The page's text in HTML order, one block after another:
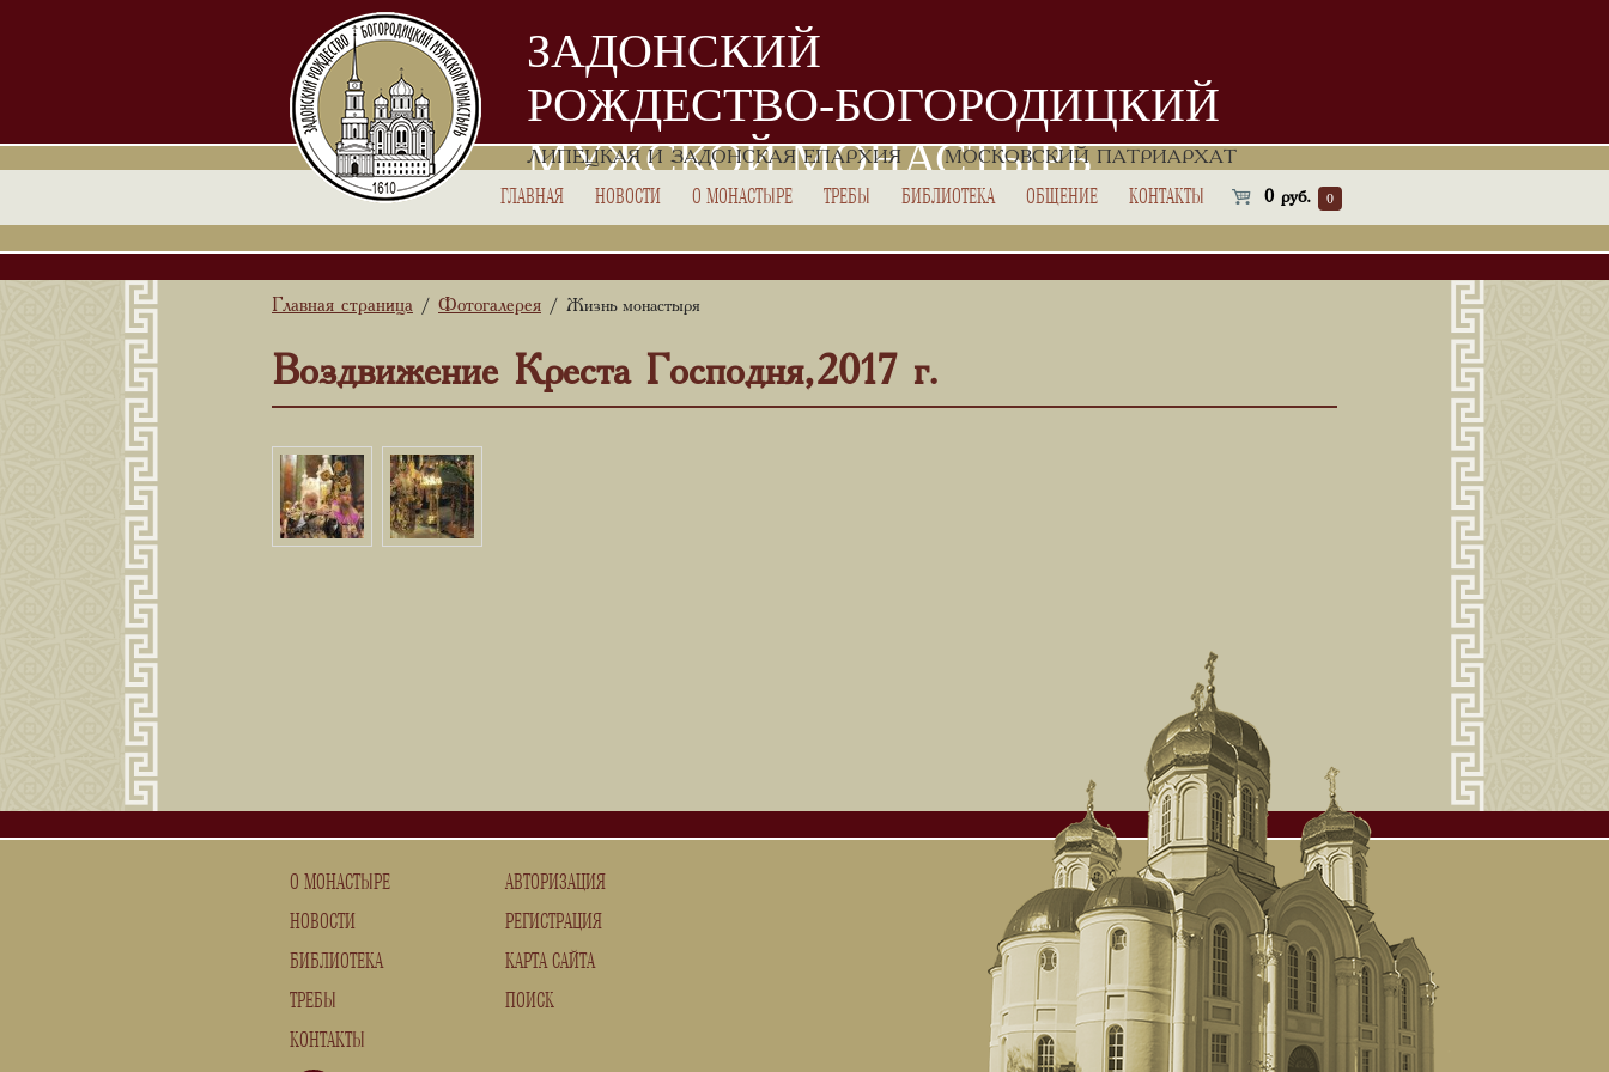
ЗАДОНСКИЙ
РОЖДЕСТВО-БОГОРОДИЦКИЙ
МУЖСКОЙ МОНАСТЫРЬ
ЛИПЕЦКАЯ И ЗАДОНСКАЯ ЕПАРХИЯ МОСКОВСКИЙ ПАТРИАРХАТ
ГЛАВНАЯ НОВОСТИ О МОНАСТЫРЕ ТРЕБЫ БИБЛИОТЕКА ОБЩЕНИЕ КОНТАКТЫ 0 руб. 0
Главная страница / Фотогалерея / Жизнь монастыря
Воздвижение Креста Господня, 2017 г.
О МОНАСТЫРЕ
НОВОСТИ
БИБЛИОТЕКА
ТРЕБЫ
КОНТАКТЫ
АВТОРИЗАЦИЯ
РЕГИСТРАЦИЯ
КАРТА САЙТА
ПОИСК